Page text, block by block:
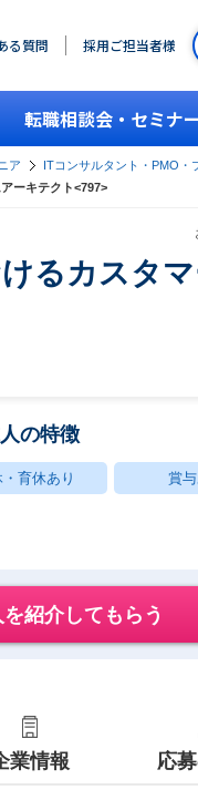
る質問 採用ご担当者様
転職相談会・セミナー
ア ITコンサルタント・PMO・
ーキテクト<797>
るカスタ
の特徴
・育休あり 賞
紹介してもらう
業情報 応